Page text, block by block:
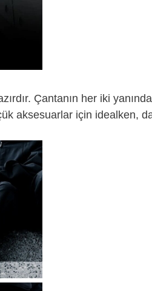
Çantanın her iki
aksesuarlar için idealken,